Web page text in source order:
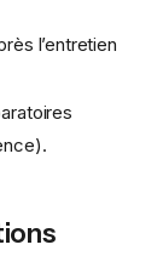
l’entretien